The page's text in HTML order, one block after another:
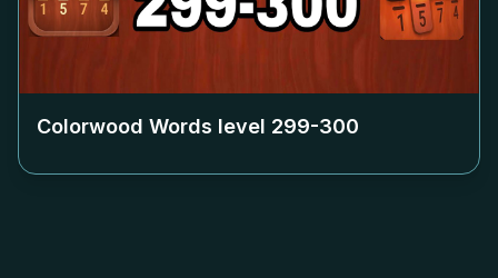
Colorwood Words level 299-300